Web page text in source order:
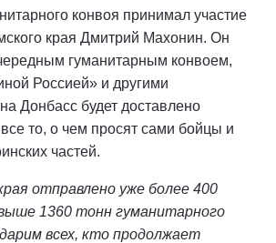
конвоя принимал участие
края Дмитрий Махонин. Он
гуманитарным конвоем,
Россией» и другими
Донбасс будет доставлено
то, о чем просят сами бойцы и
частей.
отправлено уже более 400
1360 тонн гуманитарного
всех, кто продолжает